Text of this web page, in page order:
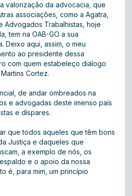
valorização da advocacia, que
associações, como a Agatra,
Advogados Trabalhistas, hoje
tem na OAB-GO a sua
Deixo aqui, assim, o meu
ao presidente dessa
com quem estabeleço diálogo
Cortez.
de andar ombreados na
e advogadas deste imenso país
e díspares.
que todos aqueles que têm bons
Justiça e daqueles que
a exemplo de nós, os
e o apoio da nossa
é, para mim, um princípio